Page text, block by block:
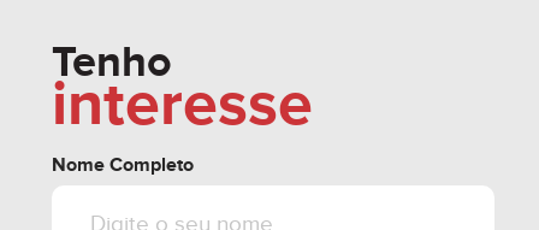
Tenho
interesse
Nome Completo